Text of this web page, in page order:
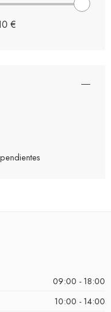
€
09:00 - 18:00
10:00 - 14:00